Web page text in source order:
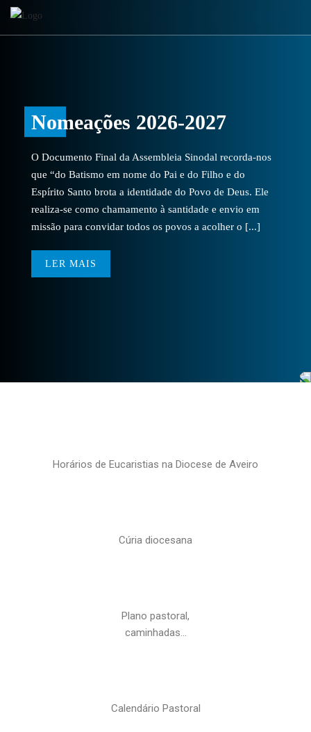
Nomeações 2026-2027
O Documento Final da Assembleia Sinodal recorda-nos
que “do Batismo em nome do Pai e do Filho e do
Espírito Santo brota a identidade do Povo de Deus. Ele
realiza-se como chamamento à santidade e envio em
missão para convidar todos os povos a acolher o [...]
LER MAIS
Horários de Eucaristias na Diocese de Aveiro
Cúria diocesana
Plano pastoral,
caminhadas…
Calendário Pastoral